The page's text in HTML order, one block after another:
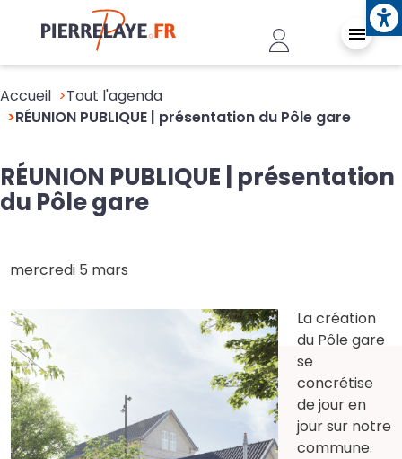
Aller au contenu principal
Header -
Accueil
Tout l'agenda
RÉUNION PUBLIQUE | présentation du Pôle gare
RÉUNION PUBLIQUE | présentation
du Pôle gare
mercredi 5 mars
La création
du Pôle gare
se
concrétise
de jour en
jour sur notre
commune.